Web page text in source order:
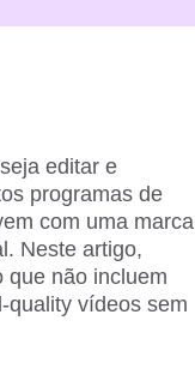
editar e
programas de
com uma marca
Neste artigo,
que não incluem
quality vídeos sem